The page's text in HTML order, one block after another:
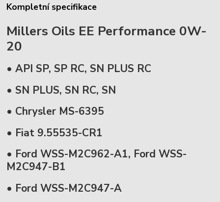
Kompletní specifikace
Millers Oils EE Performance 0W-
20
• API SP, SP RC, SN PLUS RC
• SN PLUS, SN RC, SN
• Chrysler MS-6395
• Fiat 9.55535-CR1
• Ford WSS-M2C962-A1, Ford WSS-
M2C947-B1
• Ford WSS-M2C947-A